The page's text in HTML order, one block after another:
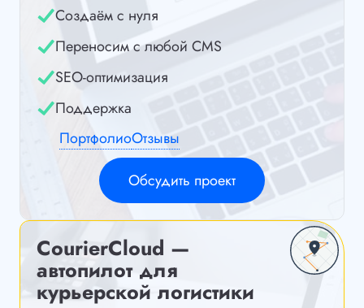
Создаём с нуля
Переносим с любой CMS
SEO-оптимизация
Поддержка
ПортфолиоОтзывы
Обсудить проект
CourierCloud —
автопилот для
курьерской логистики